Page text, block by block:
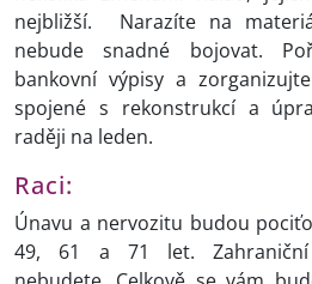
nejbližší. Narazíte na
nebude snadné bojovat.
bankovní výpisy a
spojené s rekonstrukcí a
raději na leden.
Raci:
Únavu a nervozitu budou
49, 61 a 71 let. Zahraniční